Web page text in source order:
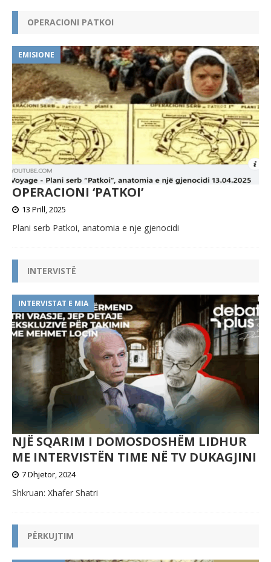
OPERACIONI PATKOI
EMISIONE
OPERACIONI ‘PATKOI’
13 Prill, 2025
Plani serb Patkoi, anatomia e nje gjenocidi
INTERVISTË
INTERVISTAT E MIA
NJË SQARIM I DOMOSDOSHËM LIDHUR
ME INTERVISTËN TIME NË TV DUKAGJINI
7 Dhjetor, 2024
Shkruan: Xhafer Shatri
PËRKUJTIM